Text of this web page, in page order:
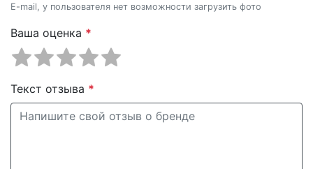
E-mail, у пользователя нет возможности загрузить фото
Ваша оценка *
Текст отзыва *